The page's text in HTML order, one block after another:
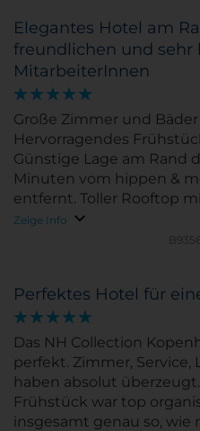
Elegantes Hotel am
freundlichen und sehr
MitarbeiterInnen
Große Zimmer und
Hervorragendes
Günstige Lage am Rand
Minuten vom hippen &
entfernt. Toller Rooftop
über Kopenhagen bis hin
Zeige Info
Perfektes Hotel für
Das NH Collection
perfekt. Zimmer,
haben absolut
Frühstück war top
insgesamt genau so, wie